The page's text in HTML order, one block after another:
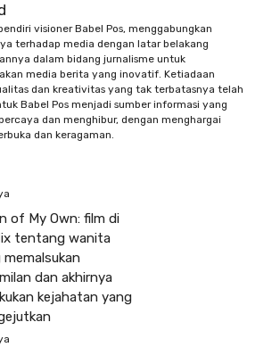
visioner Babel Pos, menggabungkan
terhadap media dengan latar belakang
dalam bidang jurnalisme untuk
media berita yang inovatif. Ketiadaan
dan kreativitas yang tak terbatasnya telah
Babel Pos menjadi sumber informasi yang
dan menghibur, dengan menghargai
dan keragaman.
of My Own: film di
tentang wanita
memalsukan
dan akhirnya
kejahatan yang